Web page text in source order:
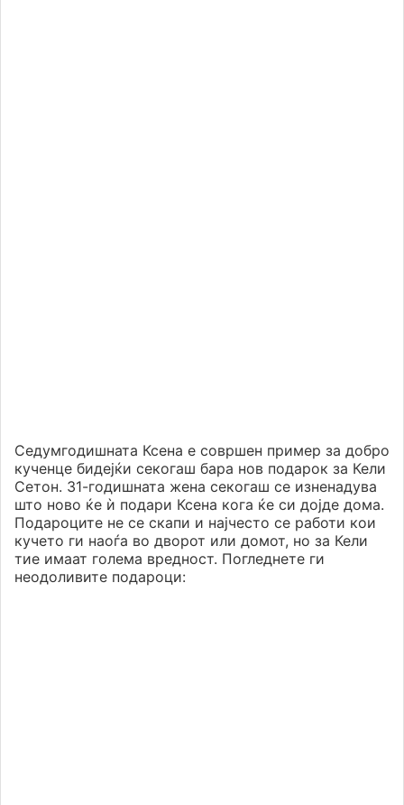
Седумгодишната Ксена е совршен пример за добро
кученце бидејќи секогаш бара нов подарок за Кели
Сетон. 31-годишната жена секогаш се изненадува
што ново ќе ѝ подари Ксена кога ќе си дојде дома.
Подароците не се скапи и најчесто се работи кои
кучето ги наоѓа во дворот или домот, но за Кели
тие имаат голема вредност. Погледнете ги
неодоливите подароци: